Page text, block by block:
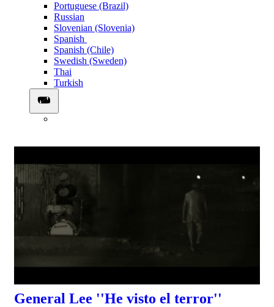
Portuguese (Brazil)
Russian
Slovenian (Slovenia)
Spanish
Spanish (Chile)
Swedish (Sweden)
Thai
Turkish
General Lee ''He visto el terror''